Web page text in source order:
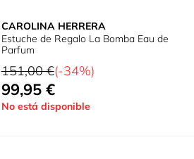
CAROLINA HERRERA
Estuche de Regalo La Bomba Eau de
Parfum
Precio habitual
151,00 €(-34%)
Tan bajo como
99,95 €
No está disponible